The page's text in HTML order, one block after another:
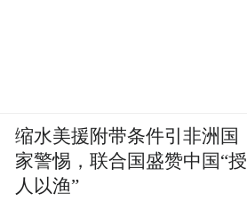
缩水美援附带条件引非洲国
家警惕，联合国盛赞中国“授
人以渔”